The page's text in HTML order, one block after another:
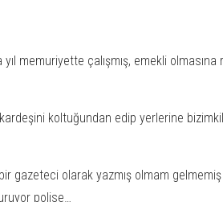
memuriyette çalışmış, emekli olmasına
kardeşini koltuğundan edip yerlerine
gazeteci olarak yazmış olmam
polise…